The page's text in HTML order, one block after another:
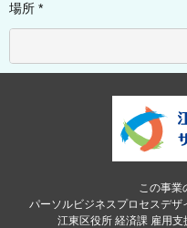
場所 *
この事業
パーソルビジネスプロセスデザ
江東区役所 経済課 雇用支